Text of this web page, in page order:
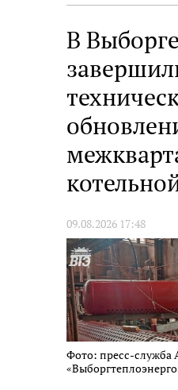
В Выборге
09.08.2026 17:48
Фото: пресс-служба